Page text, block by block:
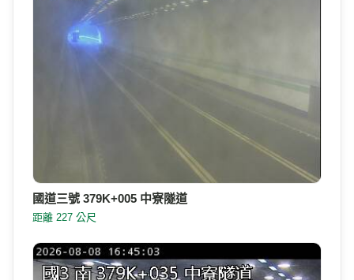
國道三號 379K+005 中寮隧道
距離 227 公尺